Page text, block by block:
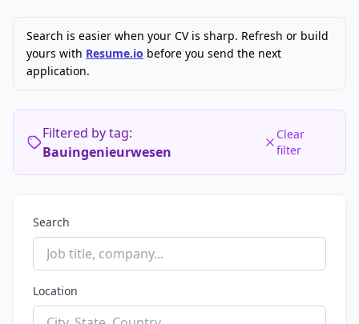
Search is easier when your CV is sharp. Refresh or build
yours with Resume.io before you send the next
application.
Filtered by tag:
Bauingenieurwesen
Clear
filter
Search
Location